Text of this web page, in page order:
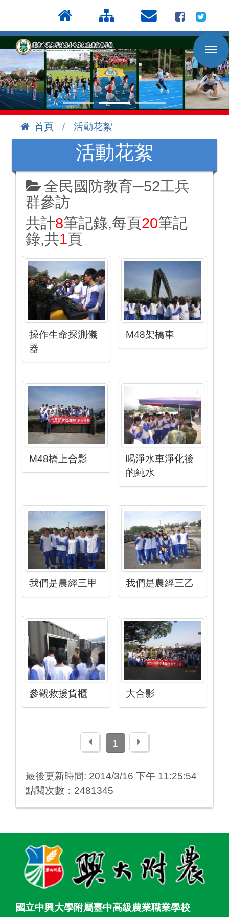
到
主
要
內
容
區
首頁
活動花絮
活動花絮
全民國防教育─52工兵
群參訪
共計8筆記錄,每頁20筆記
錄,共1頁
操作生命探測儀
器
M48架橋車
M48橋上合影
喝淨水車淨化後
的純水
我們是農經三甲 我們是農經三乙
參觀救援貨櫃 大合影
上一頁1 下一頁
最後更新時間: 2014/3/16 下午 11:25:54
點閱次數：2481345
國立中興大學附屬臺中高級農業職業學校